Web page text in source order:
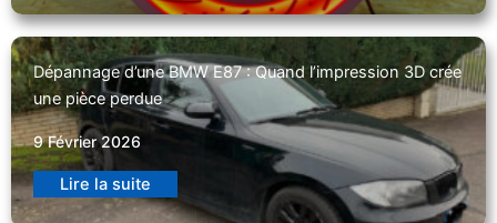
Dépannage d’une BMW E87 : Quand l’impression 3D crée
une pièce perdue
9 Février 2026
Lire la suite